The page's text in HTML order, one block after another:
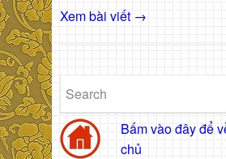
Xem bài viết →
Bấm vào đây để
chủ